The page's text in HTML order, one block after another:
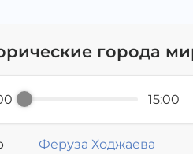
города
15:00
Феруза Ходжаева